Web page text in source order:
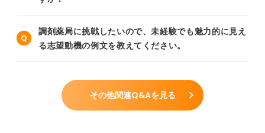
調剤薬局に挑戦したいので、未経験でも魅力的に見え
る志望動機の例文を教えてください。
その他関連Q&Aを見る